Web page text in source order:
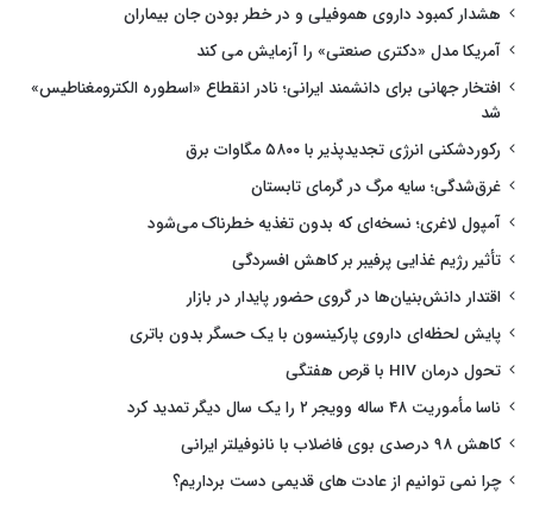
هشدار کمبود داروی هموفیلی و در خطر بودن جان بیماران
آمریکا مدل «دکتری صنعتی» را آزمایش می کند
افتخار جهانی برای دانشمند ایرانی؛ نادر انقطاع «اسطوره الکترومغناطیس»
شد
رکوردشکنی انرژی تجدیدپذیر با ۵۸۰۰ مگاوات برق
غرق‌شدگی؛ سایه مرگ در گرمای تابستان
آمپول لاغری؛ نسخه‌ای که بدون تغذیه خطرناک می‌شود
تأثیر رژیم غذایی پرفیبر بر کاهش افسردگی
اقتدار دانش‌بنیان‌ها در گروی حضور پایدار در بازار
پایش لحظه‌ای داروی پارکینسون با یک حسگر بدون باتری
تحول درمان HIV با قرص هفتگی
ناسا مأموریت ۴۸ ساله وویجر ۲ را یک سال دیگر تمدید کرد
کاهش ۹۸ درصدی بوی فاضلاب با نانوفیلتر ایرانی
چرا نمی توانیم از عادت های قدیمی دست برداریم؟